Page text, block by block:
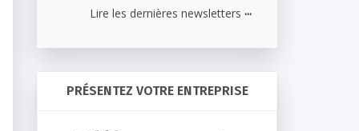
Lire les dernières newsletters ...
PRÉSENTEZ VOTRE ENTREPRISE